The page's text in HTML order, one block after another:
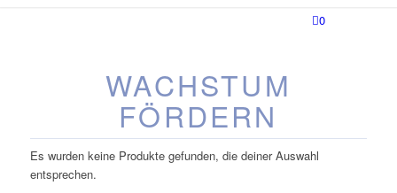
0
WACHSTUM
FÖRDERN
Es wurden keine Produkte gefunden, die deiner Auswahl
entsprechen.